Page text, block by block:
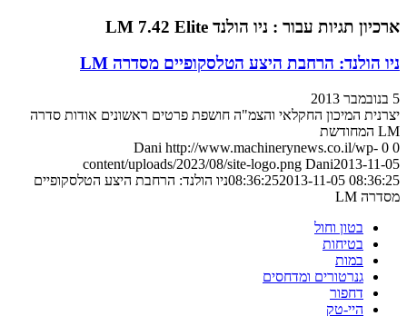
ארכיון תגיות עבור : ניו הולנד LM 7.42 Elite
ניו הולנד: הרחבת היצע הטלסקופיים מסדרה LM
5 בנובמבר 2013
יצרנית המיכון החקלאי והצמ"ה חושפת פרטים ראשונים אודות סדרה
LM המחודשת
0
0
Dani http://www.machinerynews.co.il/wp-
content/uploads/2023/08/site-logo.png Dani2013-11-05
08:36:252013-11-05 08:36:25
ניו הולנד: הרחבת היצע הטלסקופיים
מסדרה LM
בטון וחול
בטיחות
במות
גנרטורים ומדחסים
דחפור
היי-טק